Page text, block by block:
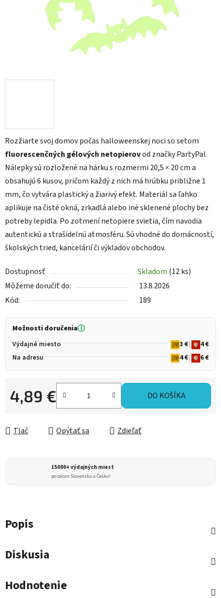
Rozžiarte svoj domov počas halloweenskej noci so setom
fluorescenčných gélových netopierovod značky PartyPal.
Nálepky sú rozložené na hárku s rozmermi 20,5 × 20 cm a
obsahujú 6 kusov, pričom každý z nich má hrúbku približne 1
mm, čo vytvára plastický a žiarivý efekt. Materiál sa ľahko
aplikuje na čisté okná, zrkadlá alebo iné sklenené plochy bez
potreby lepidla. Po zotmení netopiere svietia, čím navodia
autentickú a strašidelnú atmosféru. Sú vhodné do domácností,
školských tried, kancelárií či výkladov obchodov.
Dostupnosť Skladom (12 ks)
Môžeme doručiť do:
13.8.2026
Kód:
189
Možnosti doručeniaⓘ
Výdajné miesto 3 €|
4 €
Na adresu
4 €| 6 €
4,89 €
Jednotková cena:
DO KOŠÍKA
Tlač Opýtať sa Zdieľať
15000+ výdajných miest
po celom Slovensku a Česku!
Popis
Diskusia
Hodnotenie